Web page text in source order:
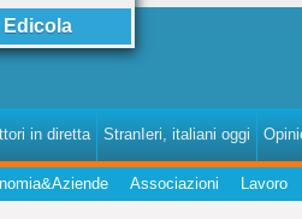
Edicola
in diretta StranIeri, italiani oggi
Associazioni Lavoro